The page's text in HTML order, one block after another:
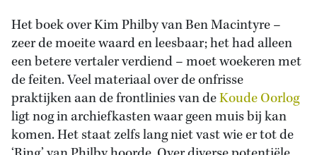
Het boek over Kim Philby van Ben Macintyre –
zeer de moeite waard en leesbaar; het had alleen
een betere vertaler verdiend – moet woekeren met
de feiten. Veel materiaal over de onfrisse
praktijken aan de frontlinies van deKoude Oorlog
ligt nog in archiefkasten waar geen muis bij kan
komen. Het staat zelfs lang niet vast wie er tot de